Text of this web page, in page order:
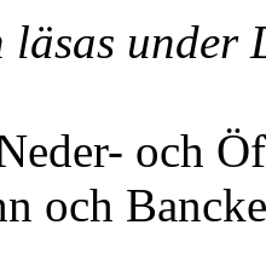
läsas under
och
och